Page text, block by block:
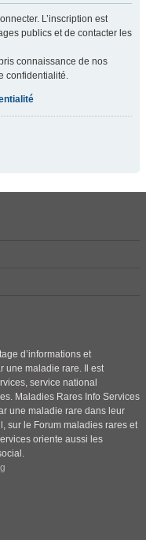
L’inscription est
publics et de contacter les
connaissance de nos
confidentialité.
d’informations et
une maladie rare. Il est
service national
Maladies Rares Info Services
une maladie rare dans leur
sur le Forum maladies rares et
oriente aussi les